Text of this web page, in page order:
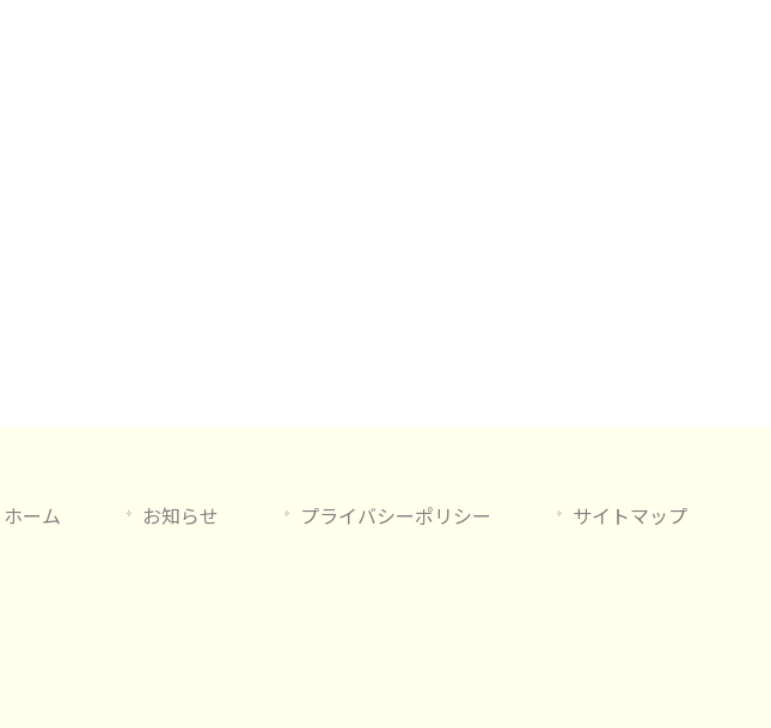
ホーム お知らせ プライバシーポリシー サイトマップ